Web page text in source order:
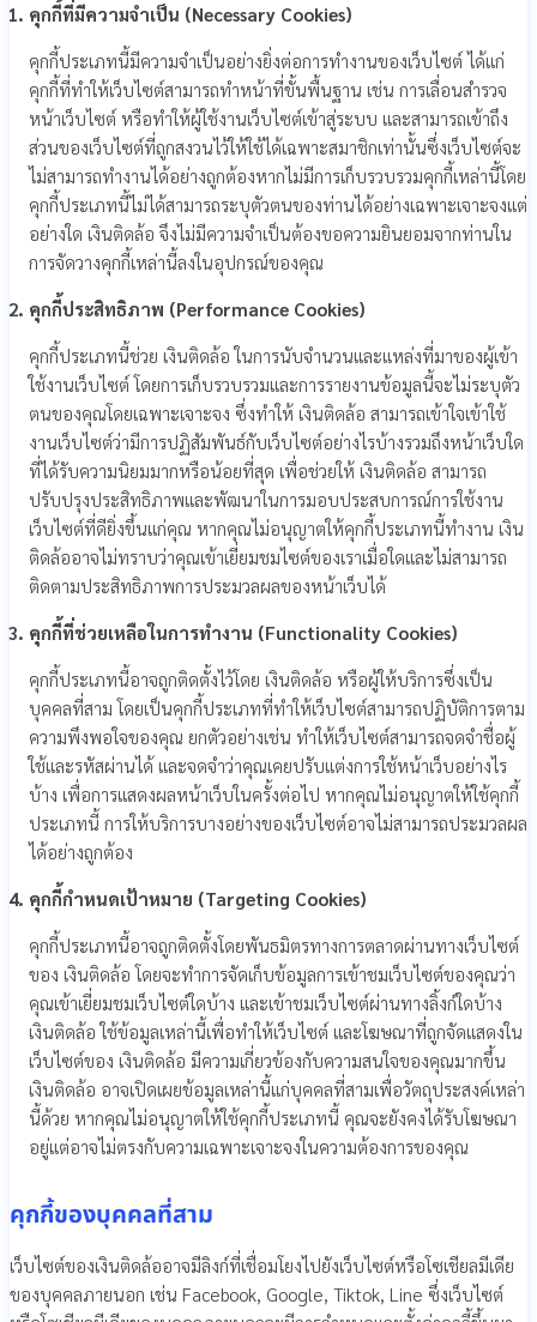
คุกกี้ที่มีความจำเป็น (Necessary Cookies)
คุกกี้ประเภทนี้มีความจำเป็นอย่างยิ่งต่อการทำงานของเว็บไซต์ ได้แก่
คุกกี้ที่ทำให้เว็บไซต์สามารถทำหน้าที่ขั้นพื้นฐาน เช่น การเลื่อนสำรวจ
หน้าเว็บไซต์ หรือทำให้ผู้ใช้งานเว็บไซต์เข้าสู่ระบบ และสามารถเข้าถึง
ส่วนของเว็บไซต์ที่ถูกสงวนไว้ให้ใช้ได้เฉพาะสมาชิกเท่านั้นซึ่งเว็บไซต์จะ
ไม่สามารถทำงานได้อย่างถูกต้องหากไม่มีการเก็บรวบรวมคุกกี้เหล่านี้โดย
คุกกี้ประเภทนี้ไม่ได้สามารถระบุตัวตนของท่านได้อย่างเฉพาะเจาะจงแต่
อย่างใด เงินติดล้อ จึงไม่มีความจำเป็นต้องขอความยินยอมจากท่านใน
การจัดวางคุกกี้เหล่านี้ลงในอุปกรณ์ของคุณ
คุกกี้ประสิทธิภาพ (Performance Cookies)
คุกกี้ประเภทนี้ช่วย เงินติดล้อ ในการนับจำนวนและแหล่งที่มาของผู้เข้า
ใช้งานเว็บไซต์ โดยการเก็บรวบรวมและการรายงานข้อมูลนี้จะไม่ระบุตัว
ตนของคุณโดยเฉพาะเจาะจง ซึ่งทำให้ เงินติดล้อ สามารถเข้าใจเข้าใช้
งานเว็บไซต์ว่ามีการปฏิสัมพันธ์กับเว็บไซต์อย่างไรบ้างรวมถึงหน้าเว็บใด
ที่ได้รับความนิยมมากหรือน้อยที่สุด เพื่อช่วยให้ เงินติดล้อ สามารถ
ปรับปรุงประสิทธิภาพและพัฒนาในการมอบประสบการณ์การใช้งาน
เว็บไซต์ที่ดียิ่งขึ้นแก่คุณ หากคุณไม่อนุญาตให้คุกกี้ประเภทนี้ทำงาน เงิน
ติดล้ออาจไม่ทราบว่าคุณเข้าเยี่ยมชมไซต์ของเราเมื่อใดและไม่สามารถ
ติดตามประสิทธิภาพการประมวลผลของหน้าเว็บได้
คุกกี้ที่ช่วยเหลือในการทำงาน (Functionality Cookies)
คุกกี้ประเภทนี้อาจถูกติดตั้งไว้โดย เงินติดล้อ หรือผู้ให้บริการซึ่งเป็น
บุคคลที่สาม โดยเป็นคุกกี้ประเภทที่ทำให้เว็บไซต์สามารถปฏิบัติการตาม
ความพึงพอใจของคุณ ยกตัวอย่างเช่น ทำให้เว็บไซต์สามารถจดจำชื่อผู้
ใช้และรหัสผ่านได้ และจดจำว่าคุณเคยปรับแต่งการใช้หน้าเว็บอย่างไร
บ้าง เพื่อการแสดงผลหน้าเว็บในครั้งต่อไป หากคุณไม่อนุญาตให้ใช้คุกกี้
ประเภทนี้ การให้บริการบางอย่างของเว็บไซต์อาจไม่สามารถประมวลผล
ได้อย่างถูกต้อง
คุกกี้กำหนดเป้าหมาย (Targeting Cookies)
คุกกี้ประเภทนี้อาจถูกติดตั้งโดยพันธมิตรทางการตลาดผ่านทางเว็บไซต์
ของ เงินติดล้อ โดยจะทำการจัดเก็บข้อมูลการเข้าชมเว็บไซต์ของคุณว่า
คุณเข้าเยี่ยมชมเว็บไซต์ใดบ้าง และเข้าชมเว็บไซต์ผ่านทางลิ้งก์ใดบ้าง
เงินติดล้อ ใช้ข้อมูลเหล่านี้เพื่อทำให้เว็บไซต์ และโฆษณาที่ถูกจัดแสดงใน
เว็บไซต์ของ เงินติดล้อ มีความเกี่ยวข้องกับความสนใจของคุณมากขึ้น
เงินติดล้อ อาจเปิดเผยข้อมูลเหล่านี้แก่บุคคลที่สามเพื่อวัตถุประสงค์เหล่า
นี้ด้วย หากคุณไม่อนุญาตให้ใช้คุกกี้ประเภทนี้ คุณจะยังคงได้รับโฆษณา
อยู่แต่อาจไม่ตรงกับความเฉพาะเจาะจงในความต้องการของคุณ
คุกกี้ของบุคคลที่สาม
เว็บไซต์ของเงินติดล้ออาจมีลิงก์ที่เชื่อมโยงไปยังเว็บไซต์หรือโซเชียลมีเดีย
ของบุคคลภายนอก เช่น Facebook, Google, Tiktok, Line ซึ่งเว็บไซต์